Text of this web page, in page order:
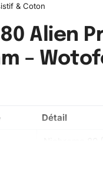
& Coton
Alien
–
Détail